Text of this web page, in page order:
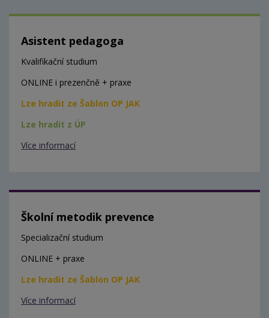
Asistent pedagoga
Kvalifikační studium
ONLINE i prezenčně + praxe
Lze hradit ze Šablon OP JAK
Lze hradit z ÚP
Více informací
Školní metodik prevence
Specializační studium
ONLINE + praxe
Lze hradit ze Šablon OP JAK
Více informací